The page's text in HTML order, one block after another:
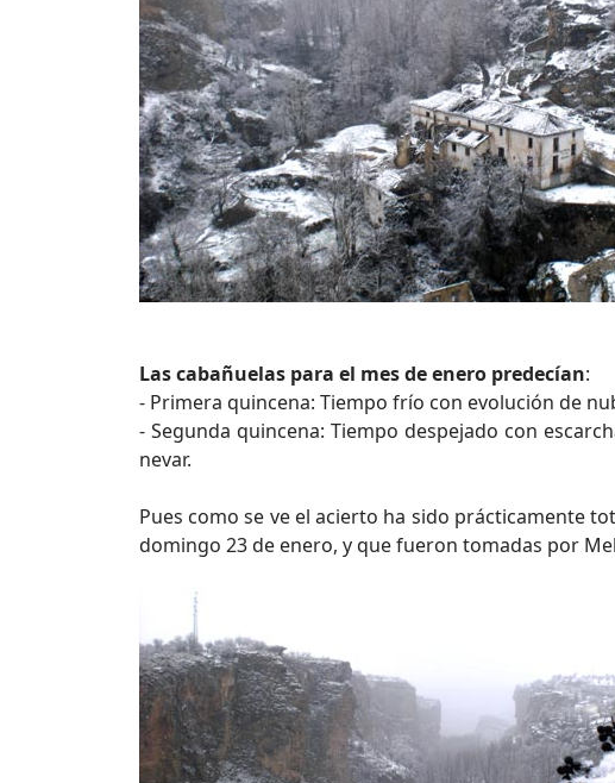
Las cabañuelas para el mes de enero predecían:
- Primera quincena: Tiempo frío con evolución de
- Segunda quincena: Tiempo despejado con
nevar.
Pues como se ve el acierto ha sido prácticamente
domingo 23 de enero, y que fueron tomadas por